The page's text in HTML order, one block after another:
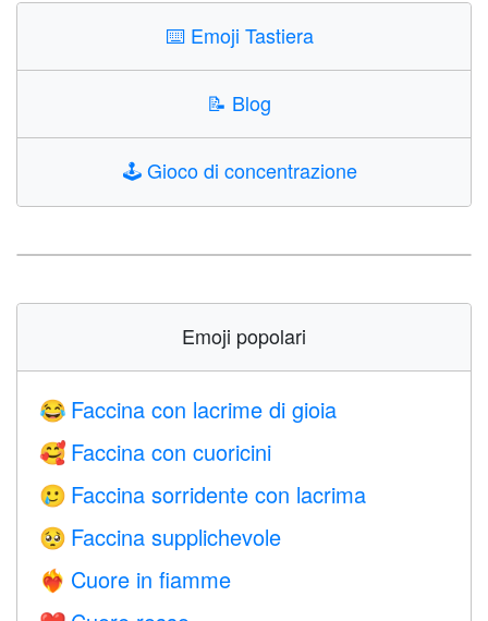
⌨️ Emoji Tastiera
📝 Blog
🕹️Gioco di concentrazione
Emoji popolari
😂 Faccina con lacrime di gioia
🥰 Faccina con cuoricini
🥲 Faccina sorridente con lacrima
🥺 Faccina supplichevole
❤️‍🔥 Cuore in fiamme